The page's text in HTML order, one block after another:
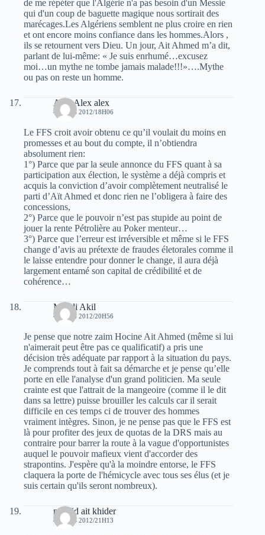
de me répéter que l'Algérie n'a pas besoin d'un Messie
qui d'un coup de baguette magique nous sortirait des
marécages.Les Algériens semblent ne plus croire en rien
et ont encore moins confiance dans les hommes.Alors ,
ils se retournent vers Dieu. Un jour, Ait Ahmed m’a dit,
parlant de lui-même: « Je suis enrhumé…excusez
moi…un mythe ne tombe jamais malade!!!»….Mythe
ou pas on reste un homme.
Alex Alex alex
4 MARS 2012/18H06
Le FFS croit avoir obtenu ce qu’il voulait du moins en
promesses et au bout du compte, il n’obtiendra
absolument rien:
1°) Parce que par la seule annonce du FFS quant à sa
participation aux élection, le système a déjà compris et
acquis la conviction d’avoir complètement neutralisé le
parti d’Aït Ahmed et donc rien ne l’obligera à faire des
concessions,
2°) Parce que le pouvoir n’est pas stupide au point de
jouer la rente Pétrolière au Poker menteur…
3°) Parce que l’erreur est irréversible et même si le FFS
change d’avis au prétexte de fraudes életorales comme il
le laisse entendre pour donner le change, il aura déjà
largement entamé son capital de crédibilité et de
cohérence…
Mehdi Akil
4 MARS 2012/20H56
Je pense que notre zaim Hocine Ait Ahmed (même si lui
n'aimerait peut être pas ce qualificatif) a pris une
décision très adéquate par rapport à la situation du pays.
Je comprends tout à fait sa démarche et je pense qu’elle
porte en elle l'analyse d'un grand politicien. Ma seule
crainte est que l'attrait de la mangeoire (comme il le dit
dans sa lettre) puisse brouiller les calculs car il serait
difficile en ces temps ci de trouver des hommes
vraiment intègres. Sinon, je ne pense pas que le FFS est
là pour profiter des jeux de quotas de la DRS mais au
contraire pour barrer la route à la vague d'opportunistes
auquel le pouvoir mafieux vient d'accorder des
strapontins. J'espère qu'à la moindre entorse, le FFS
claquera la porte de l'hémicycle avec tous ses élus (et je
suis certain qu'ils seront nombreux).
madjid ait khider
4 MARS 2012/21H13